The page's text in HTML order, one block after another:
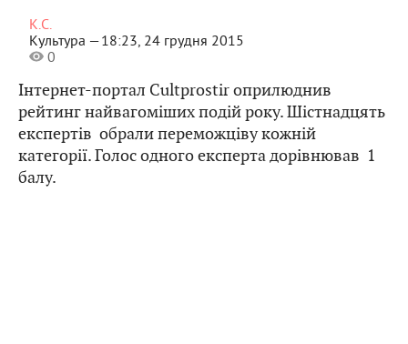
К.С.
Культура —18:23, 24 грудня 2015
0
Інтернет-портал Cultprostir оприлюднив
рейтинг найвагоміших подій року. Шістнадцять
експертів обрали переможціву кожній
категорії. Голос одного експерта дорівнював 1
балу.